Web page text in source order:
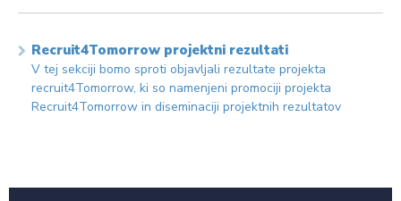
Recruit4Tomorrow projektni rezultati
V tej sekciji bomo sproti objavljali rezultate projekta
recruit4Tomorrow, ki so namenjeni promociji projekta
Recruit4Tomorrow in diseminaciji projektnih rezultatov